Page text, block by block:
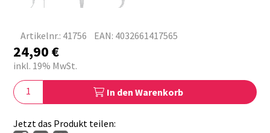
Artikelnr.: 41756 EAN: 4032661417565
24,90€
inkl. 19% MwSt.
In den Warenkorb
Jetzt das Produkt teilen: